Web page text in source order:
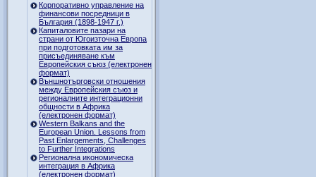
Корпоративно управление на
финансови посредници в
България (1898-1947 г.)
Капиталовите пазари на
страни от Югоизточна Европа
при подготовката им за
присъединяване към
Европейския съюз (електронен
формат)
Външнотърговски отношения
между Европейския съюз и
регионалните интеграционни
общности в Африка
(електронен формат)
Western Balkans and the
European Union. Lessons from
Past Enlargements, Challenges
to Further Integrations
Регионална икономическа
интеграция в Африка
(електронен формат)